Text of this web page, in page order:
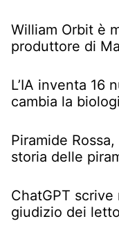
William Orbit è
produttore di
L’IA inventa 16
cambia la
Piramide
storia delle
ChatGPT
giudizio dei